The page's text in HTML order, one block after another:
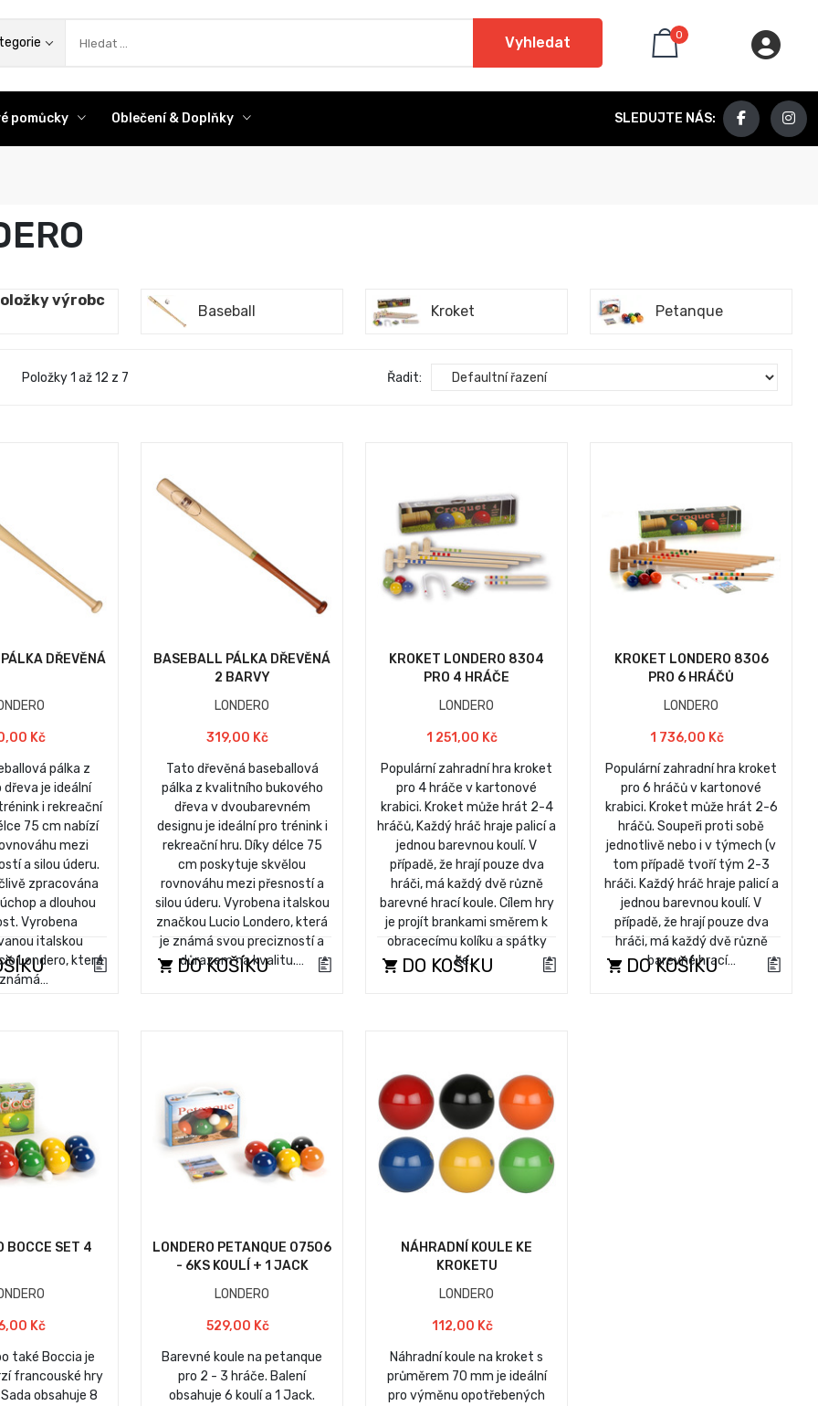
Vyhledat 0
pomůcky Oblečení & Doplňky SLEDUJTE NÁS:
výrobc
Baseball Kroket Petanque
Položky 1 až 12 z 7 Řadit:
DŘEVĚNÁ
Kč
pálka z
dřeva je ideální
i rekreační
75 cm nabízí
mezi
a silou úderu.
zpracována
a dlouhou
Vyrobena
italskou
Londero, která
BASEBALL PÁLKA DŘEVĚNÁ
2 BARVY
LONDERO
319,00 Kč
Tato dřevěná baseballová
pálka z kvalitního bukového
dřeva v dvoubarevném
designu je ideální pro trénink i
rekreační hru. Díky délce 75
cm poskytuje skvělou
rovnováhu mezi přesností a
silou úderu. Vyrobena italskou
značkou Lucio Londero, která
je známá svou precizností a
důrazem na kvalitu.…
DO KOŠÍKU
KROKET LONDERO 8304
PRO 4 HRÁČE
LONDERO
1 251,00 Kč
Populární zahradní hra kroket
pro 4 hráče v kartonové
krabici. Kroket může hrát 2-4
hráčů, Každý hráč hraje palicí a
jednou barevnou koulí. V
případě, že hrají pouze dva
hráči, má každý dvě různě
barevné hrací koule. Cílem hry
je projít brankami směrem k
obracecímu kolíku a spátky
ke…
DO KOŠÍKU
KROKET LONDERO 8306
PRO 6 HRÁČŮ
LONDERO
1 736,00 Kč
Populární zahradní hra kroket
pro 6 hráčů v kartonové
krabici. Kroket může hrát 2-6
hráčů. Soupeři proti sobě
jednotlivě nebo i v týmech (v
tom případě tvoří tým 2-3
hráči. Každý hráč hraje palicí a
jednou barevnou koulí. V
případě, že hrají pouze dva
hráči, má každý dvě různě
barevné hrací…
DO KOŠÍKU
BOCCE SET 4
Kč
také Boccia je
francouské hry
obsahuje 8
LONDERO PETANQUE 07506
- 6KS KOULÍ + 1 JACK
LONDERO
529,00 Kč
Barevné koule na petanque
pro 2 - 3 hráče. Balení
obsahuje 6 koulí a 1 Jack.
NÁHRADNÍ KOULE KE
KROKETU
LONDERO
112,00 Kč
Náhradní koule na kroket s
průměrem 70 mm je ideální
pro výměnu opotřebených